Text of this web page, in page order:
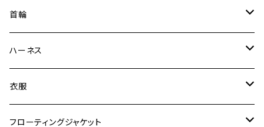
エッセンシャル
ゼロショック
ロードランナー
ヴァリオ
首輪
エッセンシャル
ネオカラー
ダブルロックカラー
ハーネス
エッセンシャル
ハーネス
衣服
ラッシュガード
フローティングジャケット